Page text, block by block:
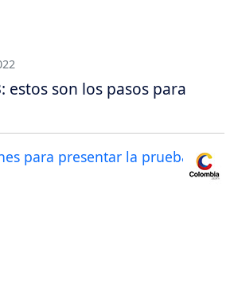
estos son los pasos para